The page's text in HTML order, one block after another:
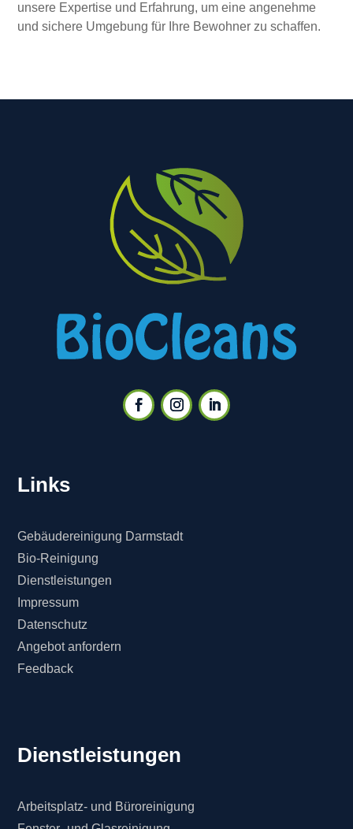
unsere Expertise und Erfahrung, um eine angenehme
und sichere Umgebung für Ihre Bewohner zu schaffen.
Links
Gebäudereinigung Darmstadt
Bio-Reinigung
Dienstleistungen
Impressum
Datenschutz
Angebot anfordern
Feedback
Dienstleistungen
Arbeitsplatz- und Büroreinigung